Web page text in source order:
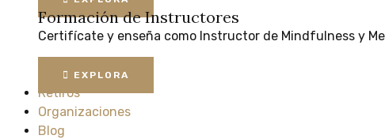
Formación de Instructores
Certifícate y enseña como Instructor de Mindfulness y
EXPLORA
Retiros
Organizaciones
Blog